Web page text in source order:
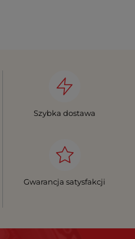
Szybka dostawa
Gwarancja satysfakcji